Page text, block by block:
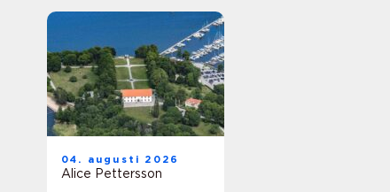
04. augusti 2026
Alice Pettersson